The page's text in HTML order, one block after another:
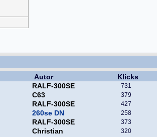
Autor Klicks
RALF-300SE 731
C63 379
RALF-300SE 427
260se DN 258
RALF-300SE 373
Christian 320